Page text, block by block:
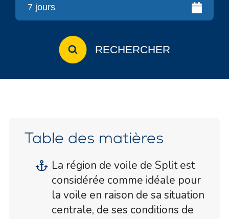
RECHERCHER
Table des matières
La région de voile de Split est
considérée comme idéale pour
la voile en raison de sa situation
centrale, de ses conditions de